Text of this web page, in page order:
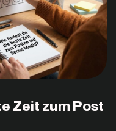
Zeit zum Post